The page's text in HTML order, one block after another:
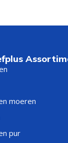
moeren
pur